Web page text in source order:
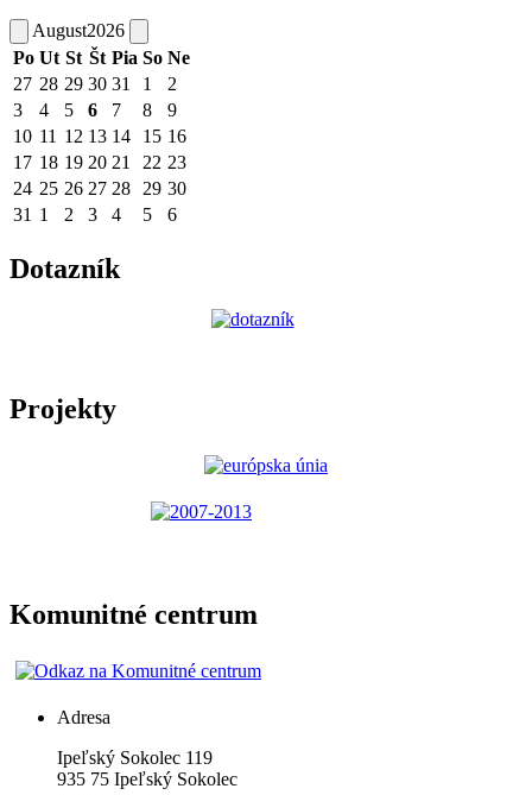
August2026
Po Ut St Št Pia So Ne
27 28 29 30 31 1
2
3
4 5 6 7 8
9
10 11 12 13 14 15 16
17 18 19 20 21 22 23
24 25 26 27 28 29 30
31 1 2 3 4 5 6
Dotazník
Projekty
Komunitné centrum
Adresa
Ipeľský Sokolec 119
935 75 Ipeľský Sokolec